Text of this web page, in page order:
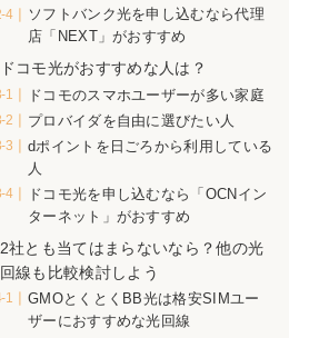
ソフトバンク光を申し込むなら代理
店「NEXT」がおすすめ
ドコモ光がおすすめな人は？
ドコモのスマホユーザーが多い家庭
プロバイダを自由に選びたい人
dポイントを日ごろから利用している
人
ドコモ光を申し込むなら「OCNイン
ターネット」がおすすめ
2社とも当てはまらないなら？他の光
回線も比較検討しよう
GMOとくとくBB光は格安SIMユー
ザーにおすすめな光回線